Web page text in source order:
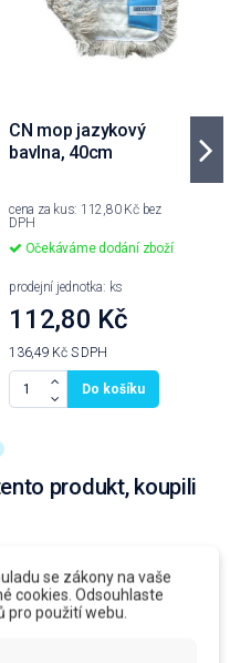
CN mop jazykový
bavlna, 40cm
cena za kus: 112,80 Kč bez
DPH
Očekáváme dodání zboží
prodejní jednotka: ks
112,80 Kč
136,49 Kč S DPH
Do košíku
produkt, koupili
se zákony na vaše
cookies. Odsouhlaste
pro použití webu.